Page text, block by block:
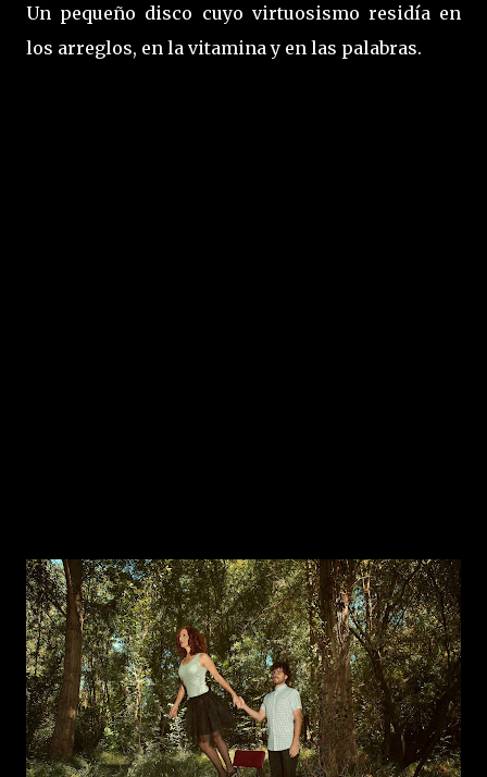
Un pequeño disco cuyo virtuosismo residía en
los arreglos, en la vitamina y en las palabras.